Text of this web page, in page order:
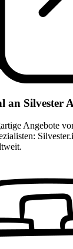
an Silvester
Angebote